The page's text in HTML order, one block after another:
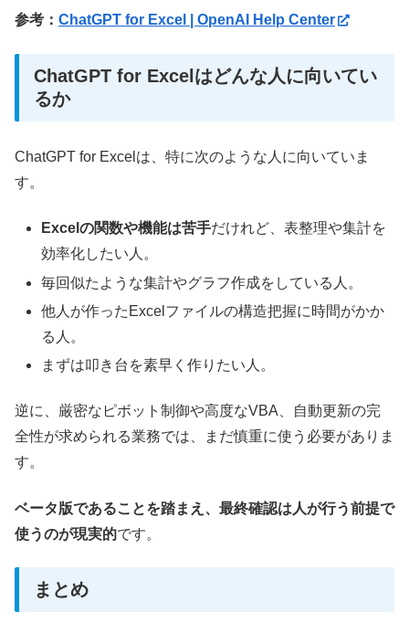
参考： ChatGPT for Excel | OpenAI Help Center
ChatGPT for Excelはどんな人に向いてい
るか
ChatGPT for Excelは、特に次のような人に向いていま
す。
Excelの関数や機能は苦手だけれど、表整理や集計を
効率化したい人。
毎回似たような集計やグラフ作成をしている人。
他人が作ったExcelファイルの構造把握に時間がかか
る人。
まずは叩き台を素早く作りたい人。
逆に、厳密なピボット制御や高度なVBA、自動更新の完
全性が求められる業務では、まだ慎重に使う必要がありま
す。
ベータ版であることを踏まえ、最終確認は人が行う前提で
使うのが現実的です。
まとめ